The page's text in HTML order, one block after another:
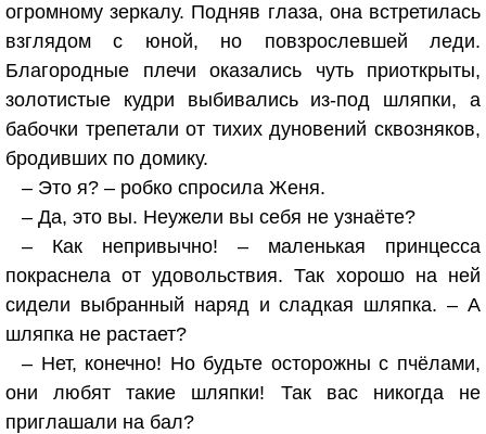
огромному зеркалу. Подняв глаза, она встретилась
взглядом с юной, но повзрослевшей леди.
Благородные плечи оказались чуть приоткрыты,
золотистые кудри выбивались из-под шляпки, а
бабочки трепетали от тихих дуновений сквозняков,
бродивших по домику.
– Это я? – робко спросила Женя.
– Да, это вы. Неужели вы себя не узнаёте?
– Как непривычно! – маленькая принцесса
покраснела от удовольствия. Так хорошо на ней
сидели выбранный наряд и сладкая шляпка. – А
шляпка не растает?
– Нет, конечно! Но будьте осторожны с пчёлами,
они любят такие шляпки! Так вас никогда не
приглашали на бал?